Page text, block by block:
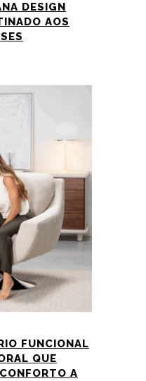
DESIGN
AOS
FUNCIONAL
QUE
A